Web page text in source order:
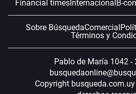
Financial timesInternacionalB-
Sobre BúsquedaComercial
Términos y
Pablo de María 1042 -
Copyright